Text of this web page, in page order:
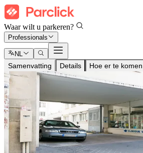
Waar wilt u parkeren?
Professionals
NL
Samenvatting Details Hoe er te komen